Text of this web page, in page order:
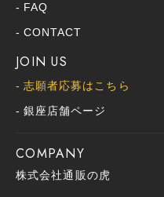
FAQ
CONTACT
JOIN US
志願者応募はこちら
銀座店舗ページ
COMPANY
株式会社通販の虎